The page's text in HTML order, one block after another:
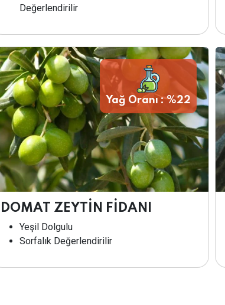
Değerlendirilir
Yağ Oranı : %22
DOMAT ZEYTİN FİDANI
Yeşil Dolgulu
Sorfalık Değerlendirilir